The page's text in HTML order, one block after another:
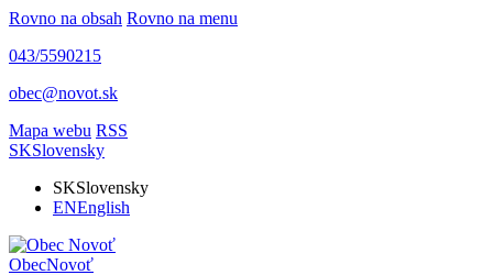
Rovno na obsah Rovno na menu
043/5590215
obec@novot.sk
Mapa webu RSS
SKSlovensky
SKSlovensky
ENEnglish
ObecNovoť